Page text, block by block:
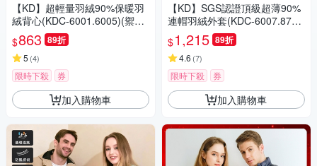
【KD】超輕量羽絨90%保暖羽
絨背心(KDC-6001.6005)(禦寒/
防潑水/換季)
$863 89折
5 (4)
限時下殺 券
加入購物車
【KD】SGS認證頂級超薄90%
連帽羽絨外套(KDC-6007.870
3)(禦寒/防潑水/換季)
$1,215 89折
4.6 (7)
限時下殺 券
加入購物車